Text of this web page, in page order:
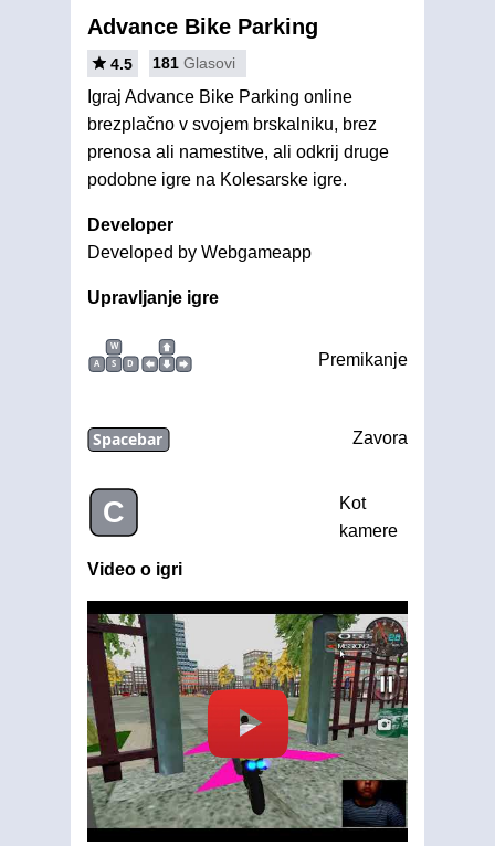
Advance Bike Parking
4.5 181 Glasovi
Igraj Advance Bike Parking online
brezplačno v svojem brskalniku, brez
prenosa ali namestitve, ali odkrij druge
podobne igre na Kolesarske igre.
Developer
Developed by Webgameapp
Upravljanje igre
W
A
S D Premikanje
Spacebar Zavora
C
Kot
kamere
Video o igri